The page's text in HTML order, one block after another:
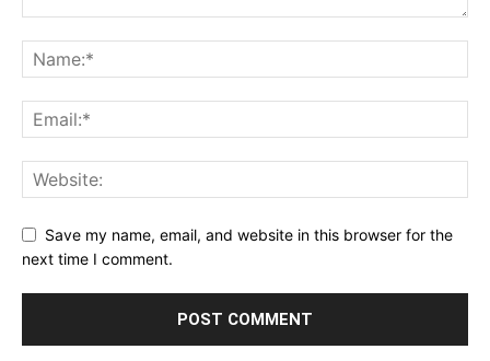
Save my name, email, and website in this browser for the
next time I comment.